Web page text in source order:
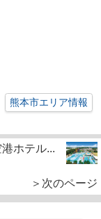
熊本市エリア情報
ホテル...
＞次のページ